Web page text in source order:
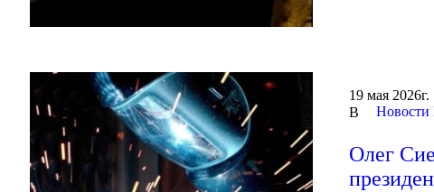
Запись 19 мая 2026г.
В
Новости
Олег